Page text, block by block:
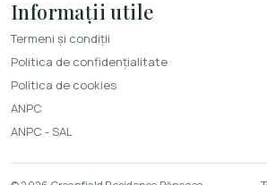
Informații utile
Termeni și condiții
Politica de confidențialitate
Politica de cookies
ANPC
ANPC - SAL